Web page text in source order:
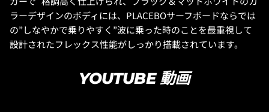
ラーデザインのボディには、PLACEBOサーフボードならでは
の”しなやかで乗りやすく”波に乗った時のことを最重視して
設計されたフレックス性能がしっかり搭載されています。
YOUTUBE 動画